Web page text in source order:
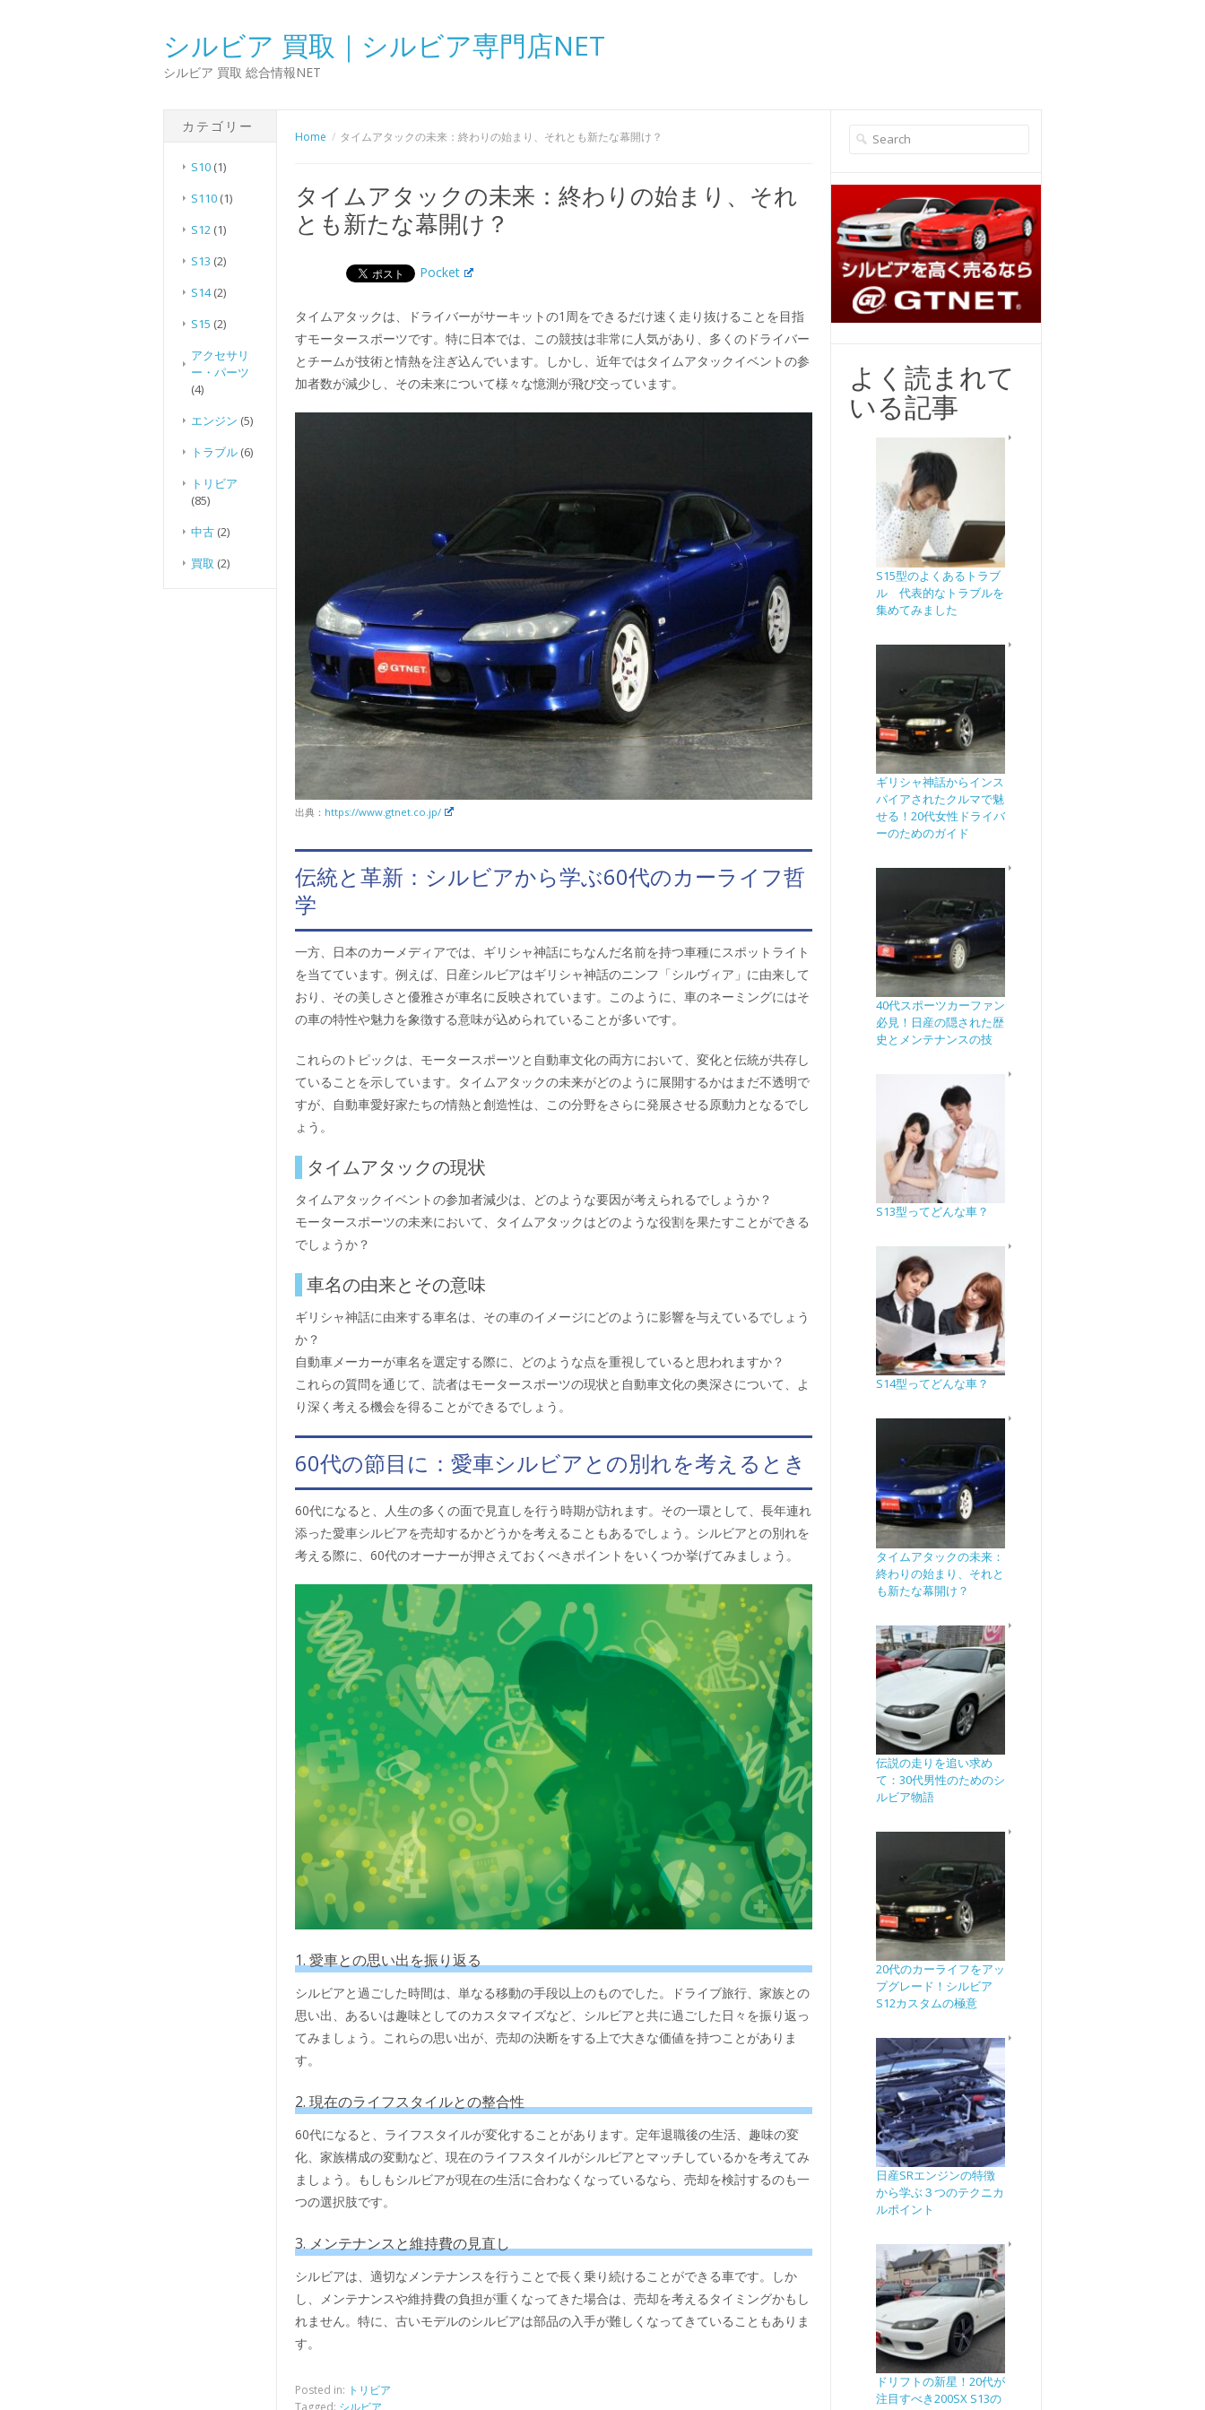
シルビア 買取｜シルビア専門店NET
シルビア 買取 総合情報NET
カテゴリー
S10 (1)
S110 (1)
S12 (1)
S13 (2)
S14(2)
S15 (2)
アクセサリ
ー・パーツ
(4)
エンジン (5)
トラブル (6)
トリビア
(85)
中古 (2)
買取 (2)
Home タイムアタックの未来：終わりの始まり、それとも新たな幕開け？
タイムアタックの未来：終わりの始まり、それ
とも新たな幕開け？
Pocket
タイムアタックは、ドライバーがサーキットの1周をできるだけ速く走り抜けることを目指
すモータースポーツです。特に日本では、この競技は非常に人気があり、多くのドライバー
とチームが技術と情熱を注ぎ込んでいます。しかし、近年ではタイムアタックイベントの参
加者数が減少し、その未来について様々な憶測が飛び交っています。
出典： https://www.gtnet.co.jp/
伝統と革新：シルビアから学ぶ60代のカーライフ哲
学
一方、日本のカーメディアでは、ギリシャ神話にちなんだ名前を持つ車種にスポットライト
を当てています。例えば、日産シルビアはギリシャ神話のニンフ「シルヴィア」に由来して
おり、その美しさと優雅さが車名に反映されています。このように、車のネーミングにはそ
の車の特性や魅力を象徴する意味が込められていることが多いです。
これらのトピックは、モータースポーツと自動車文化の両方において、変化と伝統が共存し
ていることを示しています。タイムアタックの未来がどのように展開するかはまだ不透明で
すが、自動車愛好家たちの情熱と創造性は、この分野をさらに発展させる原動力となるでし
ょう。
タイムアタックの現状
タイムアタックイベントの参加者減少は、どのような要因が考えられるでしょうか？
モータースポーツの未来において、タイムアタックはどのような役割を果たすことができる
でしょうか？
車名の由来とその意味
ギリシャ神話に由来する車名は、その車のイメージにどのように影響を与えているでしょう
か？
自動車メーカーが車名を選定する際に、どのような点を重視していると思われますか？
これらの質問を通じて、読者はモータースポーツの現状と自動車文化の奥深さについて、よ
り深く考える機会を得ることができるでしょう。
60代の節目に：愛車シルビアとの別れを考えるとき
60代になると、人生の多くの面で見直しを行う時期が訪れます。その一環として、長年連れ
添った愛車シルビアを売却するかどうかを考えることもあるでしょう。シルビアとの別れを
考える際に、60代のオーナーが押さえておくべきポイントをいくつか挙げてみましょう。
1. 愛車との思い出を振り返る
シルビアと過ごした時間は、単なる移動の手段以上のものでした。ドライブ旅行、家族との
思い出、あるいは趣味としてのカスタマイズなど、シルビアと共に過ごした日々を振り返っ
てみましょう。これらの思い出が、売却の決断をする上で大きな価値を持つことがありま
す。
2. 現在のライフスタイルとの整合性
60代になると、ライフスタイルが変化することがあります。定年退職後の生活、趣味の変
化、家族構成の変動など、現在のライフスタイルがシルビアとマッチしているかを考えてみ
ましょう。もしもシルビアが現在の生活に合わなくなっているなら、売却を検討するのも一
つの選択肢です。
3. メンテナンスと維持費の見直し
シルビアは、適切なメンテナンスを行うことで長く乗り続けることができる車です。しか
し、メンテナンスや維持費の負担が重くなってきた場合は、売却を考えるタイミングかもし
れません。特に、古いモデルのシルビアは部品の入手が難しくなってきていることもありま
す。
Posted in: トリビア
Tagged: シルビア
よく読まれて
いる記事
S15型のよくあるトラブ
ル 代表的なトラブルを
集めてみました
ギリシャ神話からインス
パイアされたクルマで魅
せる！20代女性ドライバ
ーのためのガイド
40代スポーツカーファン
必見！日産の隠された歴
史とメンテナンスの技
S13型ってどんな車？
S14型ってどんな車？
タイムアタックの未来：
終わりの始まり、それと
も新たな幕開け？
伝説の走りを追い求め
て：30代男性のためのシ
ルビア物語
20代のカーライフをアッ
プグレード！シルビア
S12カスタムの極意
日産SRエンジンの特徴
から学ぶ３つのテクニカ
ルポイント
ドリフトの新星！20代が
注目すべき200SX S13の